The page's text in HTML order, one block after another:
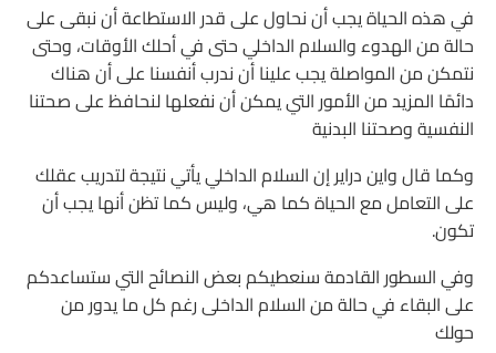
في هذه الحياة يجب أن نحاول على قدر الاستطاعة أن نبقى على
حالة من الهدوء والسلام الداخلي حتى في أحلك الأوقات، وحتى
نتمكن من المواصلة يجب علينا أن ندرب أنفسنا على أن هناك
دائمًا المزيد من الأمور التي يمكن أن نفعلها لنحافظ على صحتنا
النفسية وصحتنا البدنية
وكما قال واين دراير إن السلام الداخلي يأتي نتيجة لتدريب عقلك
على التعامل مع الحياة كما هي، وليس كما تظن أنها يجب أن
تكون.
وفي السطور القادمة سنعطيكم بعض النصائح التي ستساعدكم
على البقاء في حالة من السلام الداخلى رغم كل ما يدور من
حولك